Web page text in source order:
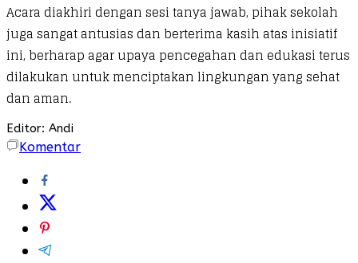
Acara diakhiri dengan sesi tanya jawab, pihak sekolah
juga sangat antusias dan berterima kasih atas inisiatif
ini, berharap agar upaya pencegahan dan edukasi terus
dilakukan untuk menciptakan lingkungan yang sehat
dan aman.
Editor: Andi
Komentar